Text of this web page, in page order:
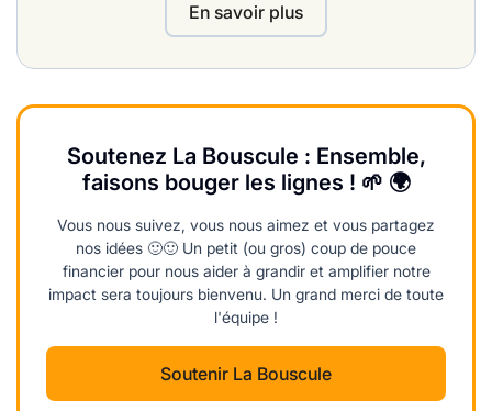
En savoir plus
Soutenez La Bouscule : Ensemble,
faisons bouger les lignes ! 🌱 🌍
Vous nous suivez, vous nous aimez et vous partagez
nos idées 🙂🙂 Un petit (ou gros) coup de pouce
financier pour nous aider à grandir et amplifier notre
impact sera toujours bienvenu. Un grand merci de toute
l'équipe !
Soutenir La Bouscule